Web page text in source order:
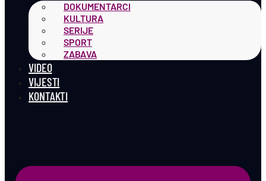
DOKUMENTARCI
KULTURA
SERIJE
SPORT
ZABAVA
VIDEO
VIJESTI
KONTAKTI